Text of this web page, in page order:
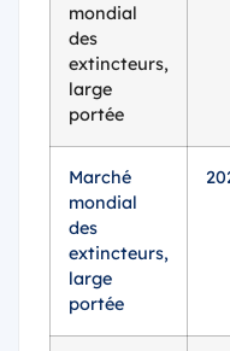
mondial
des
extincteurs,
large
portée
Marché
mondial
des
extincteurs,
large
portée